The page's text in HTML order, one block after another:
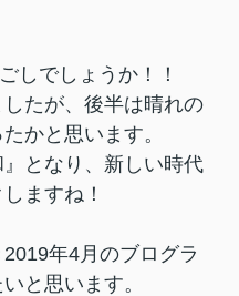
しでしょうか！！
たが、後半は晴れの
かと思います。
となり、新しい時代
ますね！
年4月のブログラ
と思います。